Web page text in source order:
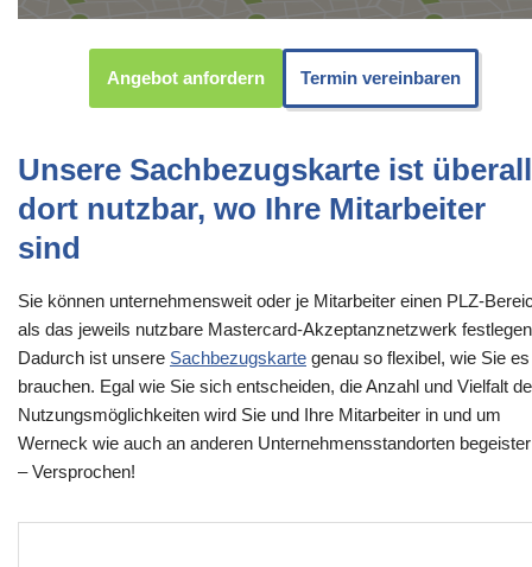
Angebot anfordern Termin vereinbaren
Unsere Sachbezugskarte ist überall
dort nutzbar, wo Ihre Mitarbeiter
sind
Sie können unternehmensweit oder je Mitarbeiter einen PLZ-
als das jeweils nutzbare Mastercard-Akzeptanznetzwerk
Dadurch ist unsere Sachbezugskarte genau so flexibel, wie Sie es
brauchen. Egal wie Sie sich entscheiden, die Anzahl und Vielfalt
Nutzungsmöglichkeiten wird Sie und Ihre Mitarbeiter in und um
Werneck wie auch an anderen Unternehmensstandorten
– Versprochen!